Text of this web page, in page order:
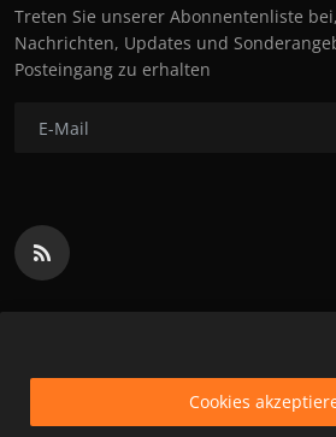
Treten Sie unserer Abonnentenliste
Nachrichten, Updates und
Posteingang zu erhalten
Terms &
Cookies